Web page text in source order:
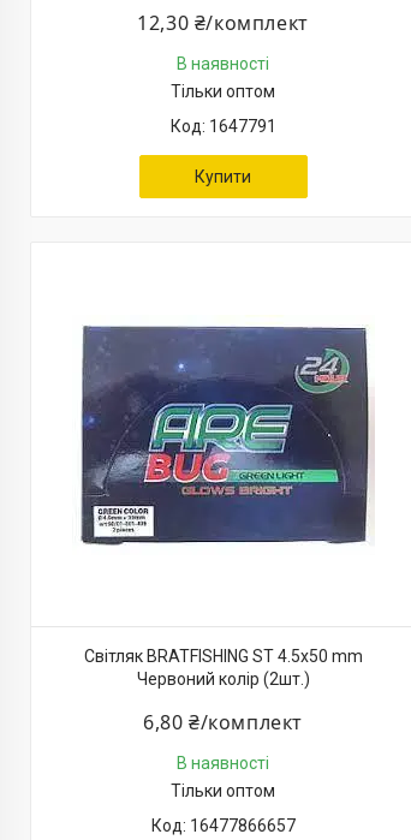
12,30 ₴/комплект
В наявності
Тільки оптом
1647791
Купити
Світляк BRATFISHING ST 4.5x50 mm
Червоний колір (2шт.)
6,80 ₴/комплект
В наявності
Тільки оптом
16477866657